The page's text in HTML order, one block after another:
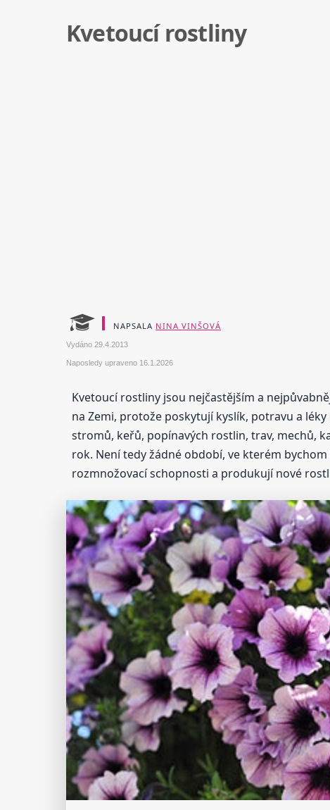
Kvetoucí rostliny
NAPSALA NINA VINŠOVÁ
Vydáno29.4.2013
Naposledy upraveno 16.1.2026
Kvetoucí rostliny jsou nejčastějším a
na Zemi, protože poskytují kyslík, potravu a
stromů, keřů, popínavých rostlin, trav, mechů,
rok. Není tedy žádné období, ve kterém
rozmnožovací schopnosti a produkují nové